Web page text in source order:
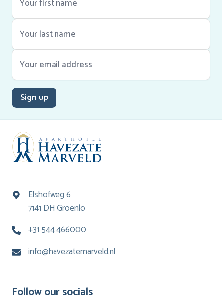
Sign up
Elshofweg 6
7141 DH Groenlo
+31 544 466000
info@havezatemarveld.nl